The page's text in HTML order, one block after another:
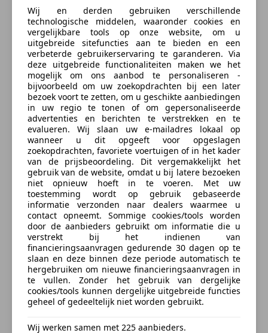
- Multifunctioneel stuur
- Centrale deurvergrendeling, afstandbediend
- Lichtmetalen velgen
- Lichtmetalen velgen 20 inch
- Stoelverwarming voor
- El. verst. best. stoel met geheugen
- Kinderzitje voorbereiding ISOfix
- Geluidsisolerend glas
- S Line-pakket2
- Autotelefoon voorbereiding
- Dimlichten automatisch
- Lederen stuurwiel en versnellingspook
- Adaptief demping systeem
- Airco separaat achter
- Alarm klasse 3
- Audio installatie premium
- Audio-navigatie full map + hard disk
- Cruise control adaptief met Stop&Go
- Extra getint glas
- Luxe lederen bekleding
- Bi-xenon koplampen adaptief
E-mail
Telefoonnummer
Ik ontvang graag aanbiedingen en nieuws afgestemd op mijn
interesses van AutoScout24 Nederland B.V. via e-mail. Ik kan
deze
toestemmingop elk gewenst moment intrekken voor
toekomstige verwerkingen. Meer informatie over hoe
AutoScout24 jouw gegevens verzamelt en verwerkt staat
omschreven in deprivacyverklaring van AutoScout24.
Contact aanbieder
Wij zullen jouw e-mailadres gebruiken in overeenstemming met ons
privacybeleid, bijv. voor aanbevelingen voor voertuigen. Het is mogelijk
om je bezwaar hiertegen kenbaar te maken doorhier te klikken.
Door te klikken op "Contact aanbieder" ga je ermee akkoord dat wij
dealer sturen en de reactietijd en het reactiepercentage van de dealer
Wij en derden gebruiken verschillende
technologische middelen, waaronder cookies en
vergelijkbare tools op onze website, om u
uitgebreide sitefuncties aan te bieden en een
verbeterde gebruikerservaring te garanderen. Via
deze uitgebreide functionaliteiten maken we het
mogelijk om ons aanbod te personaliseren -
bijvoorbeeld om uw zoekopdrachten bij een later
bezoek voort te zetten, om u geschikte aanbiedingen
in uw regio te tonen of om gepersonaliseerde
advertenties en berichten te verstrekken en te
evalueren. Wij slaan uw e-mailadres lokaal op
wanneer u dit opgeeft voor opgeslagen
zoekopdrachten, favoriete voertuigen of in het kader
van de prijsbeoordeling. Dit vergemakkelijkt het
gebruik van de website, omdat u bij latere bezoeken
niet opnieuw hoeft in te voeren. Met uw
toestemming wordt op gebruik gebaseerde
informatie verzonden naar dealers waarmee u
contact opneemt. Sommige cookies/tools worden
door de aanbieders gebruikt om informatie die u
verstrekt bij het indienen van
financieringsaanvragen gedurende 30 dagen op te
slaan en deze binnen deze periode automatisch te
hergebruiken om nieuwe financieringsaanvragen in
te vullen. Zonder het gebruik van dergelijke
cookies/tools kunnen dergelijke uitgebreide functies
geheel of gedeeltelijk niet worden gebruikt.
Wij werken samen met 225 aanbieders.